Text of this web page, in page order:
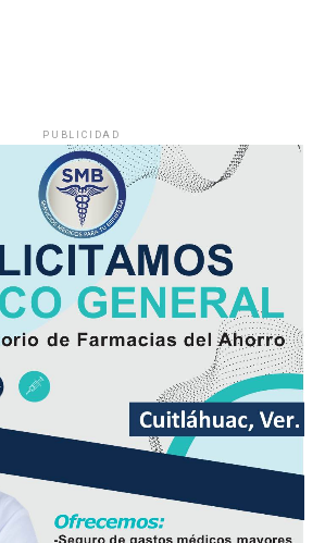
la llegada de otra onda tropical
semana.
de Veracruz recomienda a la
comportamiento de ríos y arroyos
y observar su entorno por posibles
y deslizamiento de laderas.
con precaución por disminución de
urbanos, viento arrachado,
y probables granizadas en áreas de
efectos negativos.
PUBLICIDAD